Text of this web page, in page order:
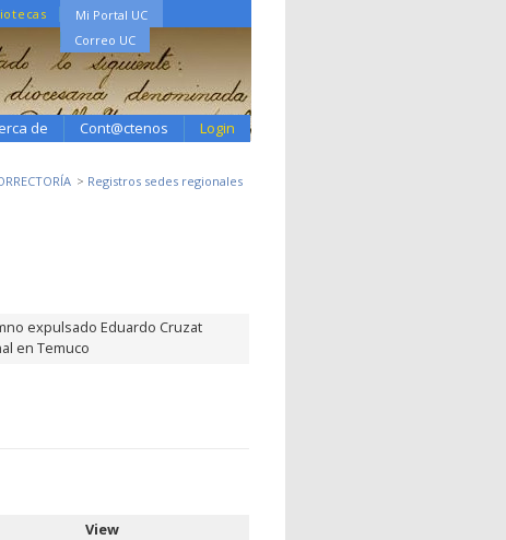
Mi Portal UC
Correo UC
Login
de Cont@ctenos
Registros sedes regionales
expulsado Eduardo Cruzat
en Temuco
View